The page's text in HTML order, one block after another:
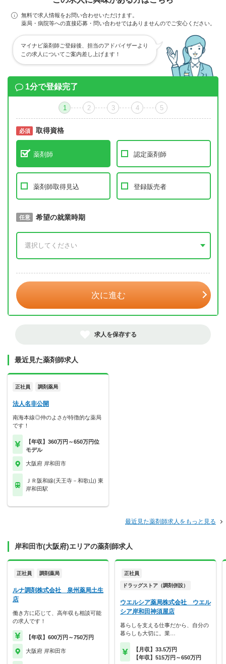
無料で求人情報をお問い合わせいただけます。
薬局・病院等への直接応募・問い合わせではありませんのでご安心ください。
マイナビ薬剤師ご登録後、担当のアドバイザーより
この求人についてご案内差し上げます！
1分で登録完了
1 2 3 4 5
必須 取得資格
薬剤師 認定薬剤師
薬剤師取得見込 登録販売者
必須 取得予定年
任意 希望の就業時期
次に進む
求人を保存する
最近見た薬剤師求人
正社員 調剤薬局
法人名非公開
南海本線◎仲のよさが特徴的な薬局
です！
【年収】360万円～650万円位
モデル
大阪府 岸和田市
ＪＲ阪和線(天王寺－和歌山) 東
岸和田駅
最近見た薬剤師求人をもっと見る
岸和田市(大阪府)エリアの薬剤師求人
正社員 調剤薬局
ルナ調剤株式会社 泉州薬局土生
店
働き方に応じて、高年収も相談可能
の求人です！
【年収】600万円～750万円
大阪府 岸和田市
正社員
ドラッグストア（調剤併設）
ウエルシア薬局株式会社 ウエル
シア岸和田神須屋店
暮らしを支える仕事だから、自分の
暮らしも大切に。業…
【月収】33.5万円
【年収】515万円～650万円